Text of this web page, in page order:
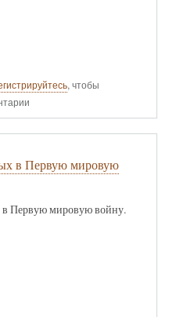
, чтобы
в Первую мировую
Первую мировую войну.